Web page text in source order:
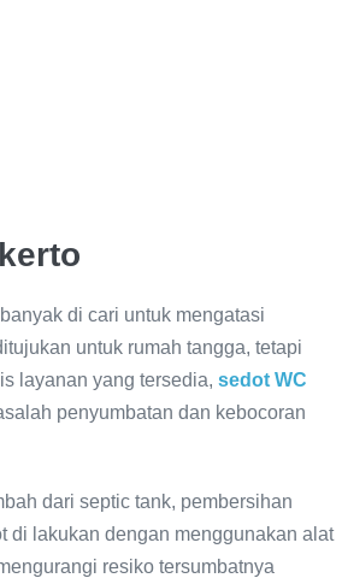
di cari untuk mengatasi
untuk rumah tangga, tetapi
layanan yang tersedia, sedot WC
penyumbatan dan kebocoran
dari septic tank, pembersihan
di lakukan dengan menggunakan alat
resiko tersumbatnya